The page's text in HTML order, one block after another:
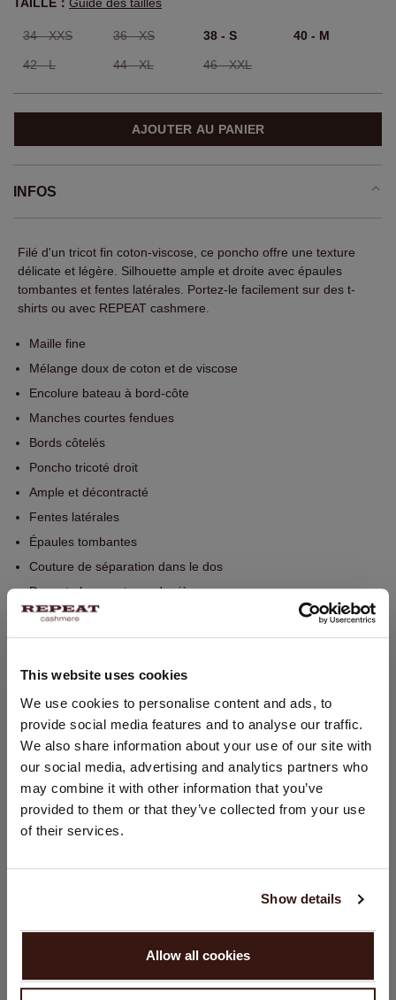
This website uses cookies
We use cookies to personalise content and ads, to
provide social media features and to analyse our traffic.
We also share information about your use of our site with
our social media, advertising and analytics partners who
may combine it with other information that you’ve
provided to them or that they’ve collected from your use
of their services.
Show details
Allow all cookies
TAILLE： Guide des tailles
34 - XXS 36 - XS 38 - S 40 - M
42 - L 44 - XL 46 - XXL
AJOUTER AU PANIER
INFOS
Filé d'un tricot fin coton-viscose, ce poncho offre une texture
délicate et légère. Silhouette ample et droite avec épaules
tombantes et fentes latérales. Portez-le facilement sur des t-
shirts ou avec REPEAT cashmere.
Maille fine
Mélange doux de coton et de viscose
Encolure bateau à bord-côte
Manches courtes fendues
Bords côtelés
Poncho tricoté droit
Ample et décontracté
Fentes latérales
Épaules tombantes
Couture de séparation dans le dos
Devant plus court que derrière
Devant plus court que derrière
Lavage à la main. Nettoyage à sec possible.
TAILLE & COUPE
ENTRETIEN
LIVRAISON ET RETOURS
VOUS ALLEZ ADORER ÇA
CHANGER DE PAYS
Vous visitez Repeat cashmere depuis Suisse (CHF).
Souhaitez-vous mettre à jour votre localisation ?
États-Unis ($)
CONTINUER